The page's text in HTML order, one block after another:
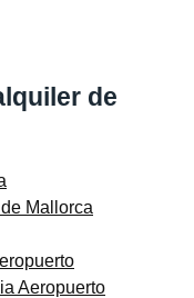
de
Mallorca
Aeropuerto